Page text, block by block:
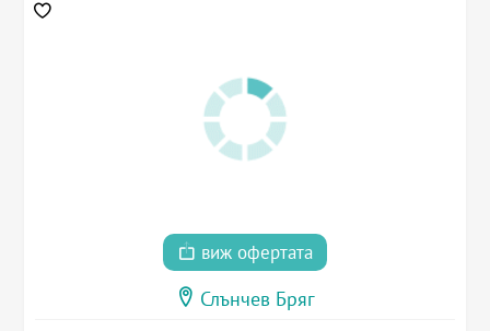
виж офертата
Слънчев Бряг